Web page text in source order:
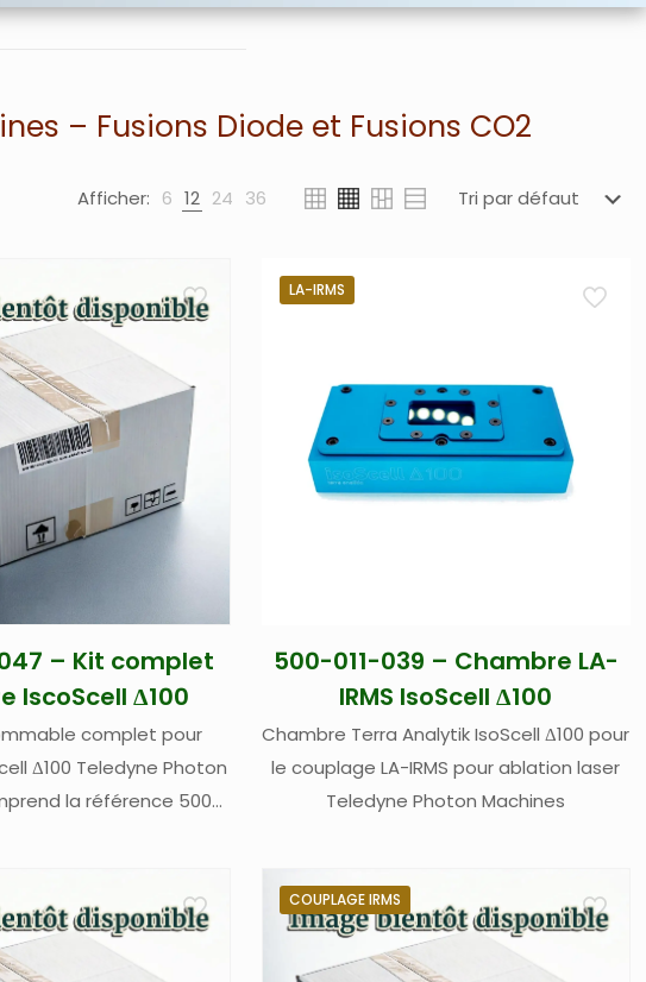
– Fusions Diode et Fusions CO2
Afficher: 6 12 24 36
– Kit complet
IscoScell Δ100
complet pour
Δ100 Teledyne Photon
la référence 500-
LA-IRMS
500-011-039 – Chambre LA-
IRMS IsoScell Δ100
Chambre Terra Analytik IsoScell Δ100 pour
le couplage LA-IRMS pour ablation laser
Teledyne Photon Machines
COUPLAGE IRMS